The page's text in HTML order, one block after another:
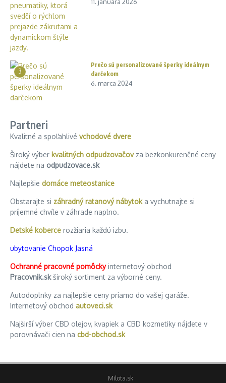
3
Prečo sú personalizované šperky ideálnym
darčekom
6. marca 2024
Partneri
Kvalitné a spoľahlivé vchodové dvere
Široký výber kvalitných odpudzovačovza bezkonkurenčné ceny
nájdete na odpudzovace.sk
Najlepšie domáce meteostanice
Obstarajte si záhradný ratanový nábytoka vychutnajte si
príjemné chvíle v záhrade naplno.
Detské koberce rozžiaria každú izbu.
ubytovanie Chopok Jasná
Ochranné pracovné pomôckyinternetový obchod
Pracovnik.skširoký sortiment za výborné ceny.
Autodoplnky za najlepšie ceny priamo do vašej garáže.
Internetový obchod autoveci.sk
Najširší výber CBD olejov, kvapiek a CBD kozmetiky nájdete v
porovnávači cien na cbd-obchod.sk
Milota.sk